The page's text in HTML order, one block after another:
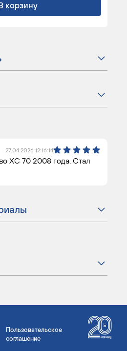
корзину
27.04.2026 12:16:14
XC 70 2008 года. Стал
Пользовательское
соглашение